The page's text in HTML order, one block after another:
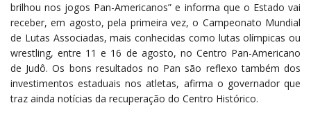
brilhou nos jogos Pan-Americanos” e informa que o Estado vai
receber, em agosto, pela primeira vez, o Campeonato Mundial
de Lutas Associadas, mais conhecidas como lutas olímpicas ou
wrestling, entre 11 e 16 de agosto, no Centro Pan-Americano
de Judô. Os bons resultados no Pan são reflexo também dos
investimentos estaduais nos atletas, afirma o governador que
traz ainda notícias da recuperação do Centro Histórico.